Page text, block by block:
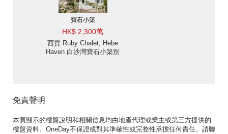
寶石小築
HK$ 2,300萬
西貢 Ruby Chalet, Hebe
Haven 白沙灣寶石小築別
免責聲明
本頁顯示的樓盤說明和相關信息均由地產代理或業主或第三方提供的
樓盤資料。OneDay不保證或對其準確性或完整性承擔任何責任。請聯